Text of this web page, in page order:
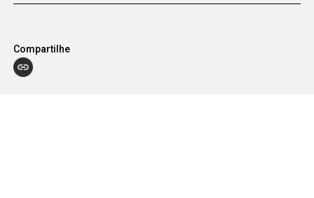
Compartilhe